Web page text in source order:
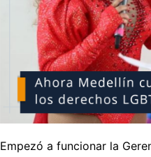
Empezó a funcionar la